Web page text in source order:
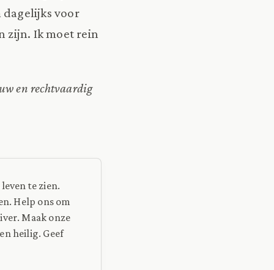
dagelijks voor
zijn. Ik moet rein
en rechtvaardig
te zien.
Help ons om
Maak onze
heilig. Geef